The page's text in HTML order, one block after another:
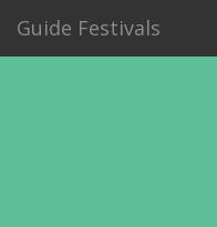
Guide Festivals